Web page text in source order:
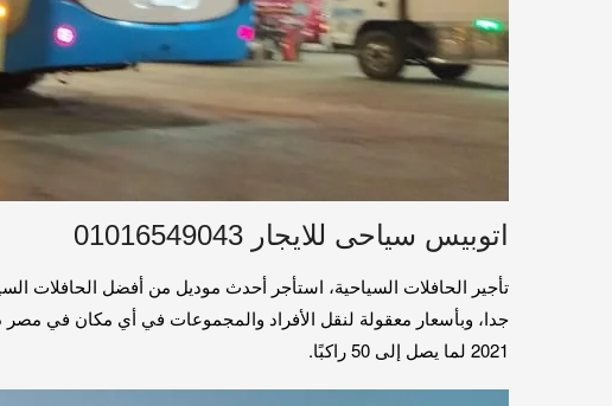
اتوبيس سياحى للايجار 01016549043
تأجير الحافلات السياحية، استأجر أحدث موديل من أفضل الحافلات
2021 لما يصل إلى 50 راكبًا.